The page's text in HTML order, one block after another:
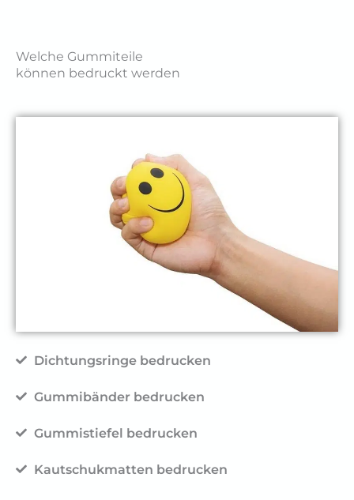
Welche Gummiteile
können bedruckt werden
Dichtungsringe bedrucken
Gummibänder bedrucken
Gummistiefel bedrucken
Kautschukmatten bedrucken